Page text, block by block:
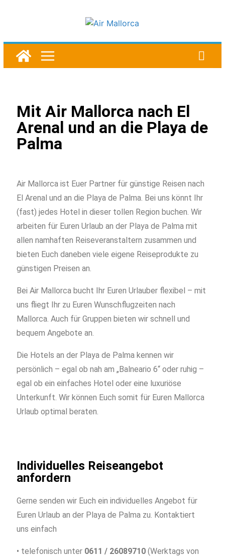
Mit Air Mallorca nach El
Arenal und an die Playa de
Palma
Air Mallorca ist Euer Partner für günstige Reisen nach
El Arenal und an die Playa de Palma. Bei uns könnt Ihr
(fast) jedes Hotel in dieser tollen Region buchen. Wir
arbeiten für Euren Urlaub an der Playa de Palma mit
allen namhaften Reiseveranstaltern zusammen und
bieten Euch daneben viele eigene Reiseprodukte zu
günstigen Preisen an.
Bei Air Mallorca bucht Ihr Euren Urlauber flexibel – mit
uns fliegt Ihr zu Euren Wunschflugzeiten nach
Mallorca. Auch für Gruppen bieten wir schnell und
bequem Angebote an.
Die Hotels an der Playa de Palma kennen wir
persönlich – egal ob nah am „Balneario 6“ oder ruhig –
egal ob ein einfaches Hotel oder eine luxuriöse
Unterkunft. Wir können Euch somit für Euren Mallorca
Urlaub optimal beraten.
Individuelles Reiseangebot
anfordern
Gerne senden wir Euch ein individuelles Angebot für
Euren Urlaub an der Playa de Palma zu. Kontaktiert
uns einfach
• telefonisch unter0611 / 26089710(Werktags von